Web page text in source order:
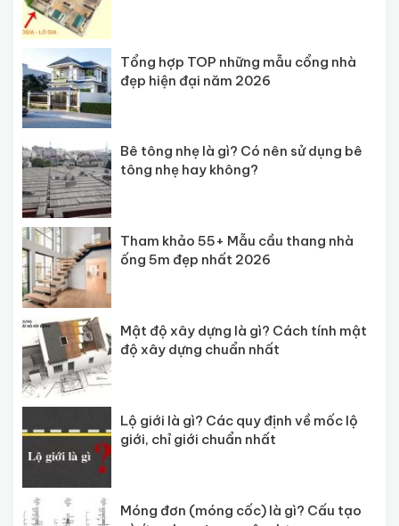
Tổng hợp TOP những mẫu cổng nhà
đẹp hiện đại năm 2026
Bê tông nhẹ là gì? Có nên sử dụng bê
tông nhẹ hay không?
Tham khảo 55+ Mẫu cầu thang nhà
ống 5m đẹp nhất 2026
Mật độ xây dựng là gì? Cách tính mật
độ xây dựng chuẩn nhất
Lộ giới là gì? Các quy định về mốc lộ
giới, chỉ giới chuẩn nhất
Móng đơn (móng cốc) là gì? Cấu tạo